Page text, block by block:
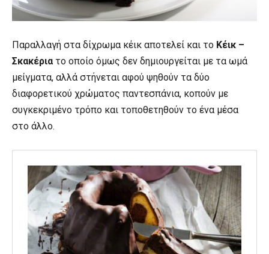
Παραλλαγή στα δίχρωμα κέικ αποτελεί και το Κέικ –
Σκακέριατο οποίο όμως δεν δημιουργείται με τα ωμά
μείγματα, αλλά στήνεται αφού ψηθούν τα δύο
διαφορετικού χρώματος παντεσπάνια, κοπούν με
συγκεκριμένο τρόπο και τοποθετηθούν το ένα μέσα
στο άλλο.